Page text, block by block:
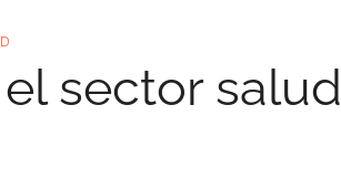
sector salud